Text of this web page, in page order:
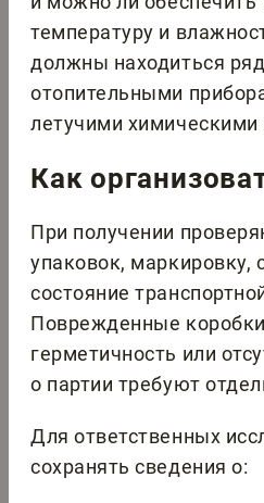
температуру и
должны находиться
отопительными
летучими
Как
При получении
упаковок, маркировку,
состояние
Поврежденные
герметичность или
о партии требуют
Для ответственных
сохранять сведения о: